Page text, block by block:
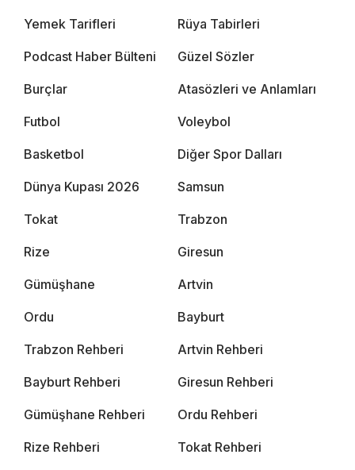
Yemek Tarifleri Rüya Tabirleri
Podcast Haber Bülteni Güzel Sözler
Burçlar Atasözleri ve Anlamları
Futbol Voleybol
Basketbol Diğer Spor Dalları
Dünya Kupası 2026 Samsun
Tokat Trabzon
Rize Giresun
Gümüşhane Artvin
Ordu Bayburt
Trabzon Rehberi Artvin Rehberi
Bayburt Rehberi Giresun Rehberi
Gümüşhane Rehberi Ordu Rehberi
Rize Rehberi Tokat Rehberi